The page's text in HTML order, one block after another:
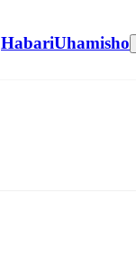
HabariUhamisho